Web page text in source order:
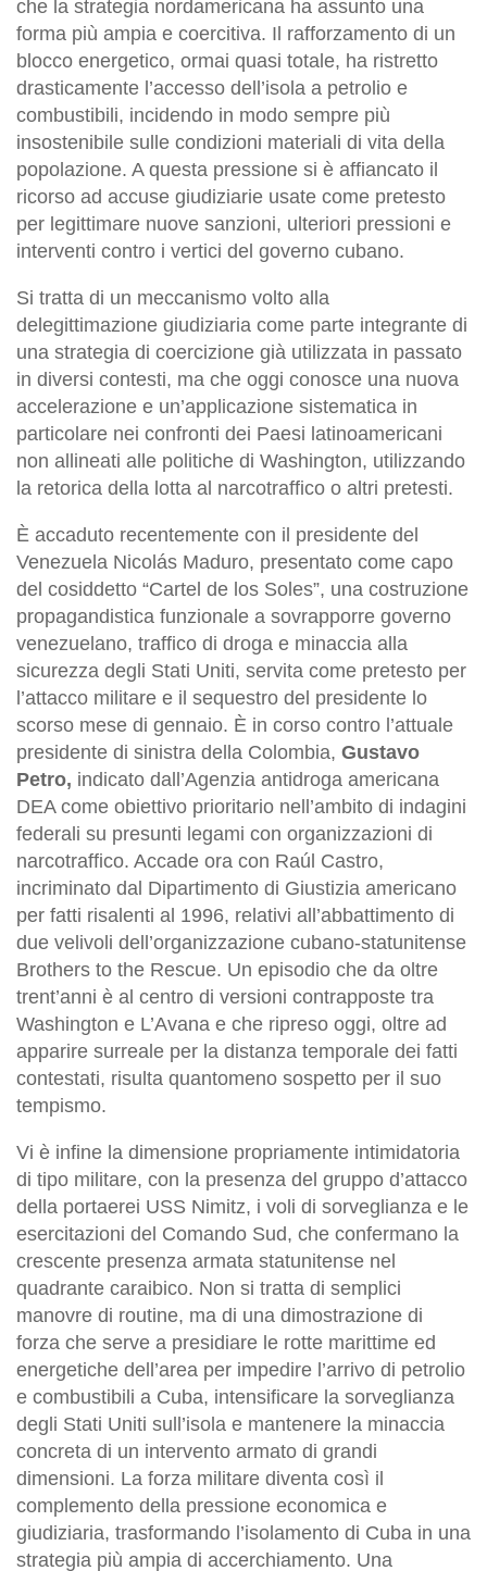
che la strategia nordamericana ha assunto una
forma più ampia e coercitiva. Il rafforzamento di un
blocco energetico, ormai quasi totale, ha ristretto
drasticamente l’accesso dell’isola a petrolio e
combustibili, incidendo in modo sempre più
insostenibile sulle condizioni materiali di vita della
popolazione. A questa pressione si è affiancato il
ricorso ad accuse giudiziarie usate come pretesto
per legittimare nuove sanzioni, ulteriori pressioni e
interventi contro i vertici del governo cubano.
Si tratta di un meccanismo volto alla
delegittimazione giudiziaria come parte integrante di
una strategia di coercizione già utilizzata in passato
in diversi contesti, ma che oggi conosce una nuova
accelerazione e un’applicazione sistematica in
particolare nei confronti dei Paesi latinoamericani
non allineati alle politiche di Washington, utilizzando
la retorica della lotta al narcotraffico o altri pretesti.
È accaduto recentemente con il presidente del
Venezuela Nicolás Maduro, presentato come capo
del cosiddetto “Cartel de los Soles”, una costruzione
propagandistica funzionale a sovrapporre governo
venezuelano, traffico di droga e minaccia alla
sicurezza degli Stati Uniti, servita come pretesto per
l’attacco militare e il sequestro del presidente lo
scorso mese di gennaio. È in corso contro l’attuale
presidente di sinistra della Colombia, Gustavo
Petro, indicato dall’Agenzia antidroga americana
DEA come obiettivo prioritario nell’ambito di indagini
federali su presunti legami con organizzazioni di
narcotraffico. Accade ora con Raúl Castro,
incriminato dal Dipartimento di Giustizia americano
per fatti risalenti al 1996, relativi all’abbattimento di
due velivoli dell’organizzazione cubano-statunitense
Brothers to the Rescue. Un episodio che da oltre
trent’anni è al centro di versioni contrapposte tra
Washington e L’Avana e che ripreso oggi, oltre ad
apparire surreale per la distanza temporale dei fatti
contestati, risulta quantomeno sospetto per il suo
tempismo.
Vi è infine la dimensione propriamente intimidatoria
di tipo militare, con la presenza del gruppo d’attacco
della portaerei USS Nimitz, i voli di sorveglianza e le
esercitazioni del Comando Sud, che confermano la
crescente presenza armata statunitense nel
quadrante caraibico. Non si tratta di semplici
manovre di routine, ma di una dimostrazione di
forza che serve a presidiare le rotte marittime ed
energetiche dell’area per impedire l’arrivo di petrolio
e combustibili a Cuba, intensificare la sorveglianza
degli Stati Uniti sull’isola e mantenere la minaccia
concreta di un intervento armato di grandi
dimensioni. La forza militare diventa così il
complemento della pressione economica e
giudiziaria, trasformando l’isolamento di Cuba in una
strategia più ampia di accerchiamento. Una